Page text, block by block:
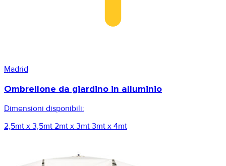
Madrid
Ombrellone da giardino in alluminio
Dimensioni disponibili:
2,5mt x 3,5mt 2mt x 3mt 3mt x 4mt